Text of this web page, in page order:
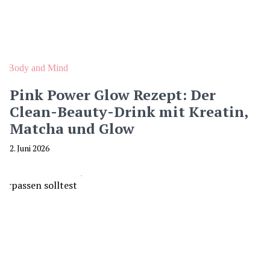
Body and Mind
Pink Power Glow Rezept: Der
Clean-Beauty-Drink mit Kreatin,
Matcha und Glow
2. Juni 2026